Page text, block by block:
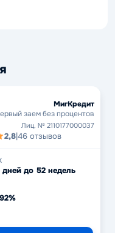
МигКредит
заем без процентов
Лиц. № 2110177000037
2,8|46 отзывов
до 52 недель